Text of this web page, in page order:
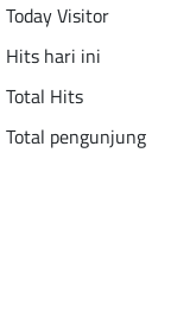
Today Visitor
Hits hari ini
Total Hits
Total pengunjung